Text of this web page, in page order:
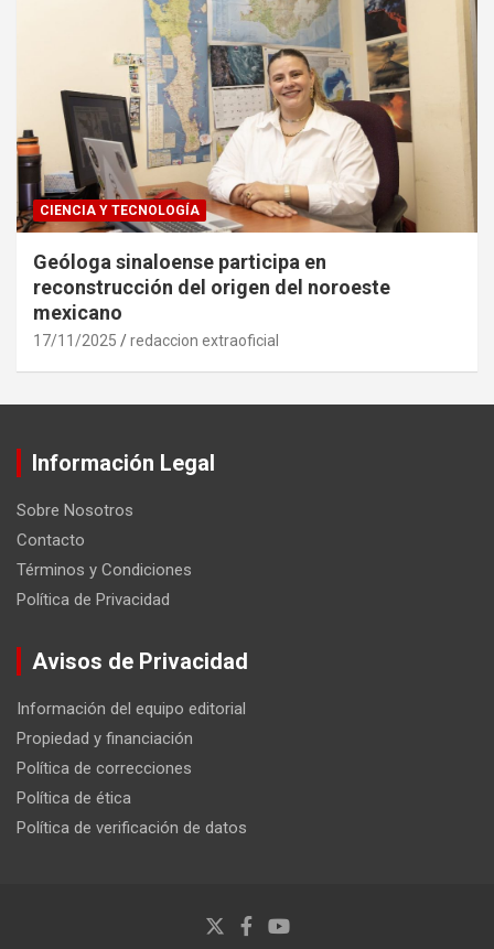
CIENCIA Y TECNOLOGÍA
Geóloga sinaloense participa en
reconstrucción del origen del noroeste
mexicano
17/11/2025 redaccion extraoficial
Información Legal
Sobre Nosotros
Contacto
Términos y Condiciones
Política de Privacidad
Avisos de Privacidad
Información del equipo editorial
Propiedad y financiación
Política de correcciones
Política de ética
Política de verificación de datos